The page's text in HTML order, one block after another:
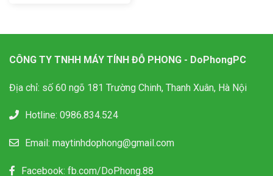
CÔNG TY TNHH MÁY TÍNH ĐỖ PHONG - DoPhongPC
Địa chỉ: số 60 ngõ 181 Trường Chinh, Thanh Xuân, Hà Nội
Hotline: 0986.834.524
Email: maytinhdophong@gmail.com
Facebook: fb.com/DoPhong.88